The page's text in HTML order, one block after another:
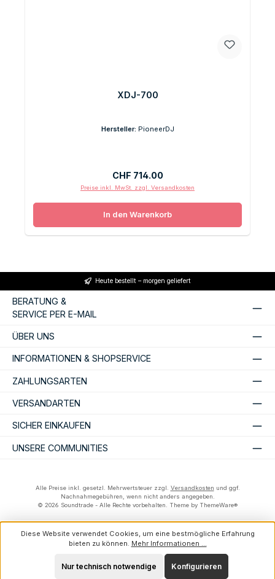
XDJ-700
Hersteller: PioneerDJ
Regulärer Preis:
CHF 714.00
Preise inkl. MwSt. zzgl. Versandkosten
In den Warenkorb
Heute bestellt – morgen geliefert
BERATUNG &
SERVICE PER E-MAIL
ÜBER UNS
INFORMATIONEN & SHOPSERVICE
ZAHLUNGSARTEN
VERSANDARTEN
SICHER EINKAUFEN
UNSERE COMMUNITIES
Alle Preise inkl. gesetzl. Mehrwertsteuer zzgl. Versandkosten und ggf.
Nachnahmegebühren, wenn nicht anders angegeben.
© 2026 Soundtrade - Alle Rechte vorbehalten. Theme by ThemeWare®
Diese Website verwendet Cookies, um eine bestmögliche Erfahrung
bieten zu können. Mehr Informationen ...
Nur technisch notwendige Konfigurieren